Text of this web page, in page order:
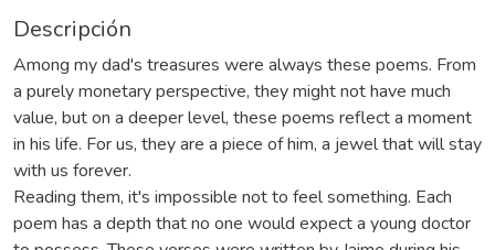
Descripción
Among my dad's treasures were always these poems. From
a purely monetary perspective, they might not have much
value, but on a deeper level, these poems reflect a moment
in his life. For us, they are a piece of him, a jewel that will stay
with us forever.
Reading them, it's impossible not to feel something. Each
poem has a depth that no one would expect a young doctor